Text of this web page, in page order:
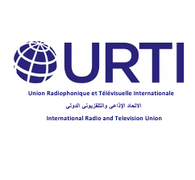
contenu
principal